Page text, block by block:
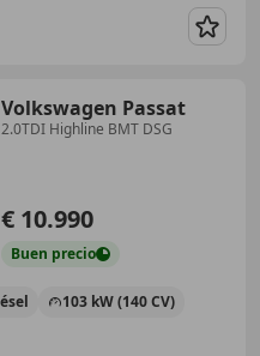
Volkswagen Passat
2.0TDI Highline BMT DSG
€ 10.990
Buen precio
103 kW (140 CV)